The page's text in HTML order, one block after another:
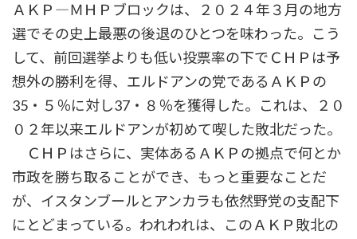
ＡＫＰ―ＭＨＰブロックは、２０２４年３月の地方
選でその史上最悪の後退のひとつを味わった。こう
して、前回選挙よりも低い投票率の下でＣＨＰは予
想外の勝利を得、エルドアンの党であるＡＫＰの
35・５％に対し37・８％を獲得した。これは、２０
０２年以来エルドアンが初めて喫した敗北だった。
ＣＨＰはさらに、実体あるＡＫＰの拠点で何とか
市政を勝ち取ることができ、もっと重要なことだ
が、イスタンブールとアンカラも依然野党の支配下
にとどまっている。われわれは、このＡＫＰ敗北の